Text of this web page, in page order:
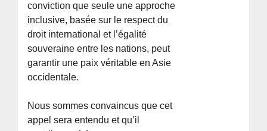
conviction que seule une approche
inclusive, basée sur le respect du
droit international et l’égalité
souveraine entre les nations, peut
garantir une paix véritable en Asie
occidentale.
Nous sommes convaincus que cet
appel sera entendu et qu’il